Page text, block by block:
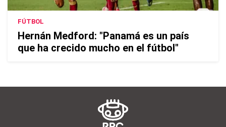
FÚTBOL
Hernán Medford: "Panamá es un país
que ha crecido mucho en el fútbol"